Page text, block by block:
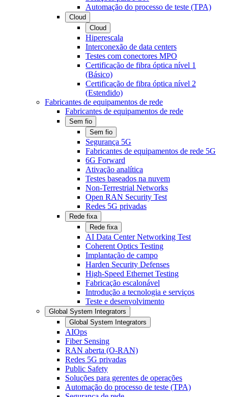
Automação do processo de teste (TPA)
Cloud
Cloud
Hiperescala
Interconexão de data centers
Testes com conectores MPO
Certificação de fibra óptica nível 1
(Básico)
Certificação de fibra óptica nível 2
(Estendido)
Fabricantes de equipamentos de rede
Fabricantes de equipamentos de rede
Sem fio
Sem fio
Segurança 5G
Fabricantes de equipamentos de rede 5G
6G Forward
Ativação analítica
Testes baseados na nuvem
Non-Terrestrial Networks
Open RAN Security Test
Redes 5G privadas
Rede fixa
Rede fixa
AI Data Center Networking Test
Coherent Optics Testing
Implantação de campo
Harden Security Defenses
High-Speed Ethernet Testing
Fabricação escalonável
Introdução a tecnologia e serviços
Teste e desenvolvimento
Global System Integrators
Global System Integrators
AIOps
Fiber Sensing
RAN aberta (O-RAN)
Redes 5G privadas
Public Safety
Soluções para gerentes de operações
Automação do processo de teste (TPA)